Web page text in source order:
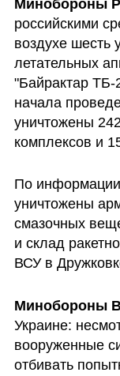
Минобороны
российскими
воздухе шесть
летательных
"Байрактар
начала
уничтожены
комплексов и
По
уничтожены
смазочных
и склад
ВСУ в
Минобороны
Украине:
вооруженные
отбивать